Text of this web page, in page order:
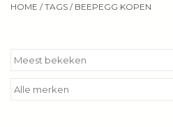
Kookboeken
Bakken
HOME /TAGS / BEEPEGG KOPEN